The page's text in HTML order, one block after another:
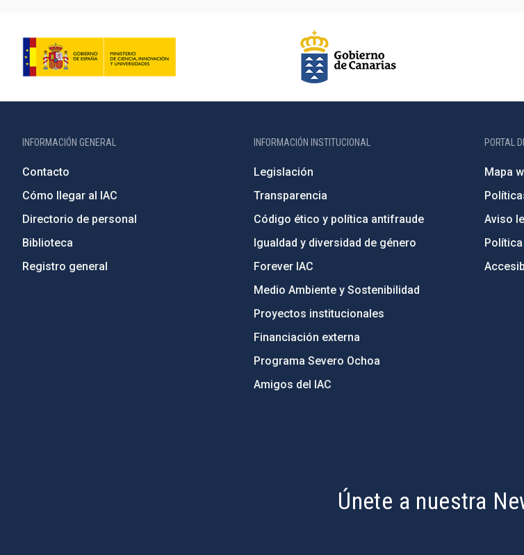
INFORMACIÓN GENERAL
Contacto
Cómo llegar al IAC
Directorio de personal
Biblioteca
Registro general
INFORMACIÓN INSTITUCIONAL
Legislación
Transparencia
Código ético y política antifraude
Igualdad y diversidad de género
Forever IAC
Medio Ambiente y Sostenibilidad
Proyectos institucionales
Financiación externa
Programa Severo Ochoa
Amigos del IAC
PORTAL
Mapa
Aviso
Únete a nuestra